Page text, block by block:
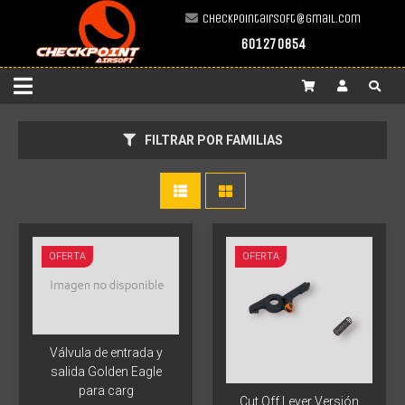
checkpointairsoft@gmail.com
601270854
FILTRAR POR FAMILIAS
OFERTA
Válvula de entrada y
salida Golden Eagle
para carg
OFERTA
Cut Off Lever Versión
Más info
Más info